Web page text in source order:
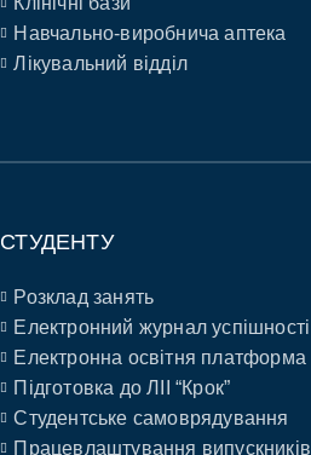
Навчально-виробнича аптека
Лікувальний відділ
СТУДЕНТУ
Розклад занять
Електронний журнал успішності
Електронна освітня платформа
Підготовка до ЛІІ “Крок”
Студентське самоврядування
Працевлаштування випускників